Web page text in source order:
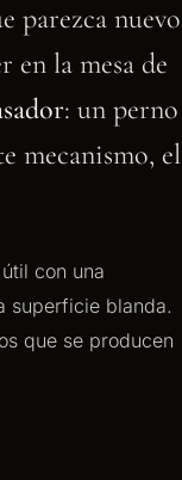
parezca nuevo
en la mesa de
: un perno
mecanismo, el
con una
superficie blanda.
que se producen